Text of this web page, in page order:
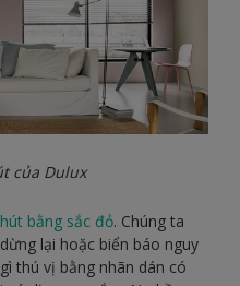
của Dulux
bằng sắc đỏ. Chúng ta
lại hoặc biển báo nguy
thú vị bằng nhãn dán có